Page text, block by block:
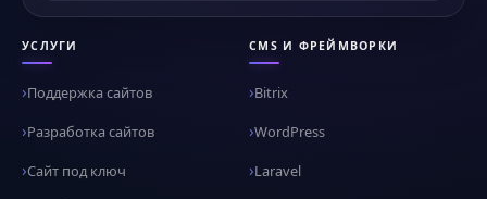
УСЛУГИ
Поддержка сайтов
Разработка сайтов
Сайт под ключ
CMS И ФРЕЙМВОРКИ
Bitrix
WordPress
Laravel